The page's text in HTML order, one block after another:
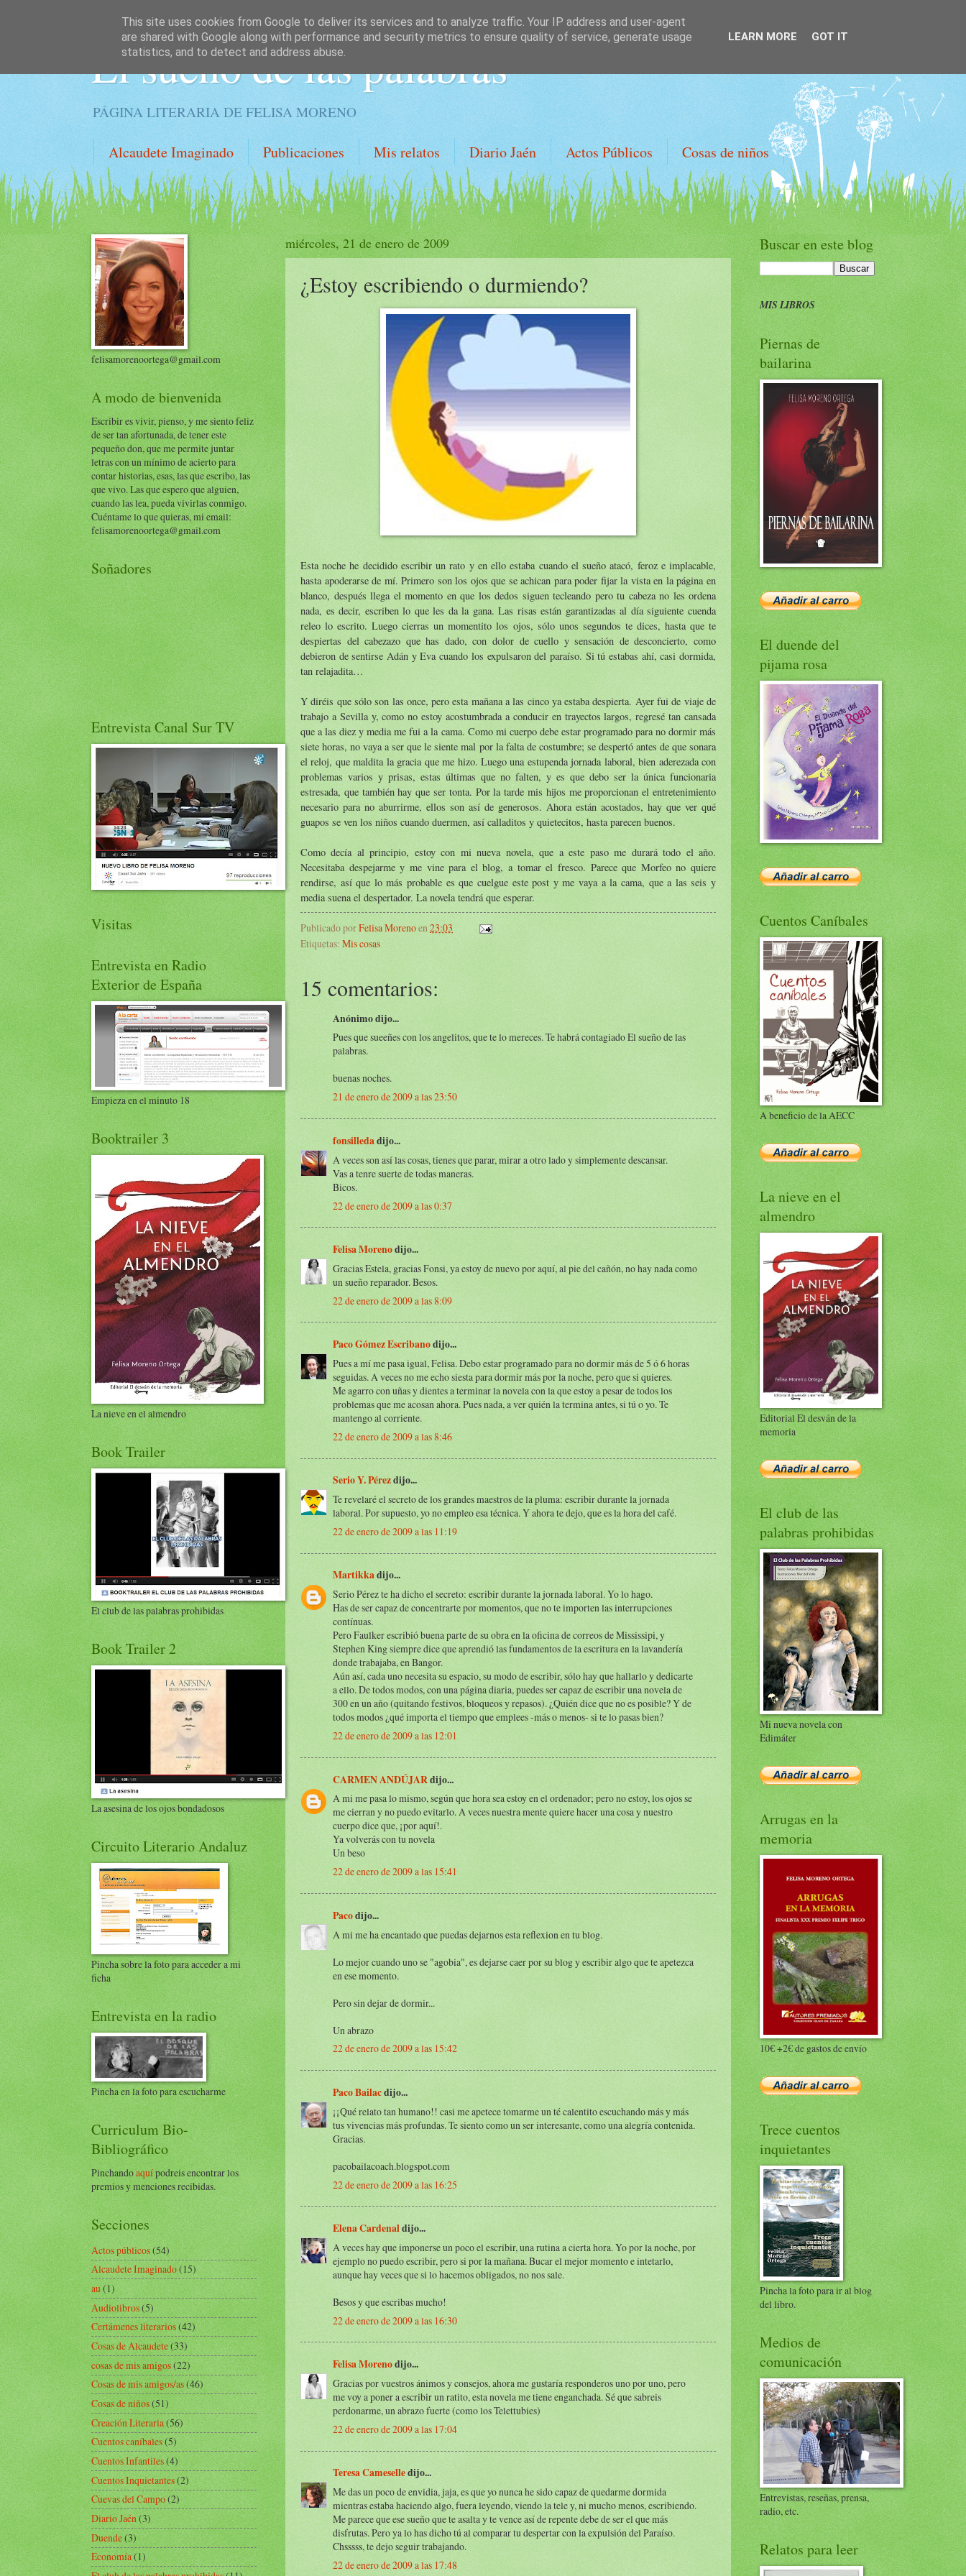
El sueño de las palabras
PÁGINA LITERARIA DE FELISA MORENO
Alcaudete Imaginado Publicaciones Mis relatos Diario Jaén Actos Públicos Cosas de niños
miércoles, 21 de enero de 2009
¿Estoy escribiendo o durmiendo?
Esta noche he decidido escribir un rato y en ello estaba cuando el sueño atacó, feroz e implacable,
hasta apoderarse de mí. Primero son los ojos que se achican para poder fijar la vista en la página en
blanco, después llega el momento en que los dedos siguen tecleando pero tu cabeza no les ordena
nada, es decir, escriben lo que les da la gana. Las risas están garantizadas al día siguiente cuenda
releo lo escrito. Luego cierras un momentito los ojos, sólo unos segundos te dices, hasta que te
despiertas del cabezazo que has dado, con dolor de cuello y sensación de desconcierto, como
debieron de sentirse Adán y Eva cuando los expulsaron del paraíso. Si tú estabas ahí, casi dormida,
tan relajadita…
Y diréis que sólo son las once, pero esta mañana a las cinco ya estaba despierta. Ayer fui de viaje de
trabajo a Sevilla y, como no estoy acostumbrada a conducir en trayectos largos, regresé tan cansada
que a las diez y media me fui a la cama. Como mi cuerpo debe estar programado para no dormir más
siete horas, no vaya a ser que le siente mal por la falta de costumbre; se despertó antes de que sonara
el reloj, que maldita la gracia que me hizo. Luego una estupenda jornada laboral, bien aderezada con
problemas varios y prisas, estas últimas que no falten, y es que debo ser la única funcionaria
estresada, que también hay que ser tonta. Por la tarde mis hijos me proporcionan el entretenimiento
necesario para no aburrirme, ellos son así de generosos. Ahora están acostados, hay que ver qué
guapos se ven los niños cuando duermen, así calladitos y quietecitos, hasta parecen buenos.
Como decía al principio, estoy con mi nueva novela, que a este paso me durará todo el año.
Necesitaba despejarme y me vine para el blog, a tomar el fresco. Parece que Morfeo no quiere
rendirse, así que lo más probable es que cuelgue este post y me vaya a la cama, que a las seis y
media suena el despertador. La novela tendrá que esperar.
Publicado porFelisa Morenoen 23:03
Etiquetas: Mis cosas
15 comentarios:
Anónimo dijo...
Pues que sueeñes con los angelitos, que te lo mereces. Te habrá contagiado El sueño de las
palabras.
buenas noches.
21 de enero de 2009 a las 23:50
fonsilledadijo...
A veces son así las cosas, tienes que parar, mirar a otro lado y simplemente descansar.
Vas a tenre suerte de todas maneras.
Bicos.
22 de enero de 2009 a las 0:37
Felisa Morenodijo...
Gracias Estela, gracias Fonsi, ya estoy de nuevo por aquí, al pie del cañón, no hay nada como
un sueño reparador. Besos.
22 de enero de 2009 a las 8:09
Paco Gómez Escribanodijo...
Pues a mí me pasa igual, Felisa. Debo estar programado para no dormir más de 5 ó 6 horas
seguidas. A veces no me echo siesta para dormir más por la noche, pero que si quieres.
Me agarro con uñas y dientes a terminar la novela con la que estoy a pesar de todos los
problemas que me acosan ahora. Pues nada, a ver quién la termina antes, si tú o yo. Te
mantengo al corriente.
22 de enero de 2009 a las 8:46
Serio Y. Pérezdijo...
Te revelaré el secreto de los grandes maestros de la pluma: escribir durante la jornada
laboral. Por supuesto, yo no empleo esa técnica. Y ahora te dejo, que es la hora del café.
22 de enero de 2009 a las 11:19
Martikkadijo...
Serio Pérez te ha dicho el secreto: escribir durante la jornada laboral. Yo lo hago.
Has de ser capaz de concentrarte por momentos, que no te importen las interrupciones
contínuas.
Pero Faulker escribió buena parte de su obra en la oficina de correos de Mississipi, y
Stephen King siempre dice que aprendió las fundamentos de la escritura en la lavandería
donde trabajaba, en Bangor.
Aún así, cada uno necesita su espacio, su modo de escribir, sólo hay que hallarlo y dedicarte
a ello. De todos modos, con una página diaria, puedes ser capaz de escribir una novela de
300 en un año (quitando festivos, bloqueos y repasos). ¿Quién dice que no es posible? Y de
todos modos ¿qué importa el tiempo que emplees -más o menos- si te lo pasas bien?
22 de enero de 2009 a las 12:01
CARMEN ANDÚJARdijo...
A mi me pasa lo mismo, según que hora sea estoy en el ordenador; pero no estoy, los ojos se
me cierran y no puedo evitarlo. A veces nuestra mente quiere hacer una cosa y nuestro
cuerpo dice que, ¡por aquí!.
Ya volverás con tu novela
Un beso
22 de enero de 2009 a las 15:41
Pacodijo...
A mi me ha encantado que puedas dejarnos esta reflexion en tu blog.
Lo mejor cuando uno se "agobia", es dejarse caer por su blog y escribir algo que te apetezca
en ese momento.
Pero sin dejar de dormir...
Un abrazo
22 de enero de 2009 a las 15:42
Paco Bailacdijo...
¡¡Qué relato tan humano!! casi me apetece tomarme un té calentito escuchando más y más
tus vivencias más profundas. Te siento como un ser interesante, como una alegría contenida.
Gracias.
pacobailacoach.blogspot.com
22 de enero de 2009 a las 16:25
Elena Cardenaldijo...
A veces hay que imponerse un poco el escribir, una rutina a cierta hora. Yo por la noche, por
ejemplo no puedo escribir, pero si por la mañana. Bucar el mejor momento e intetarlo,
aunque hay veces que si lo hacemos obligados, no nos sale.
Besos y que escribas mucho!
22 de enero de 2009 a las 16:30
Felisa Morenodijo...
Gracias por vuestros ánimos y consejos, ahora me gustaría responderos uno por uno, pero
me voy a poner a escribir un ratito, esta novela me tiene enganchada. Sé que sabreis
perdonarme, un abrazo fuerte (como los Telettubies)
22 de enero de 2009 a las 17:04
Teresa Cameselledijo...
Me das un poco de envidia, jaja, es que yo nunca he sido capaz de quedarme dormida
mientras estaba haciendo algo, fuera leyendo, viendo la tele y, ni mucho menos, escribiendo.
Me parece que ese sueño que te asalta y te vence así de repente debe de ser el que más
disfrutas. Pero ya lo has dicho tú al comparar tu despertar con la expulsión del Paraíso.
Chsssss, te dejo seguir trabajando.
22 de enero de 2009 a las 17:48
felisamorenoortega@gmail.com
A modo de bienvenida
Escribir es vivir, pienso, y me siento feliz
de ser tan afortunada, de tener este
pequeño don, que me permite juntar
letras con un mínimo de acierto para
contar historias, esas, las que escribo, las
que vivo. Las que espero que alguien,
cuando las lea, pueda vivirlas conmigo.
Cuéntame lo que quieras, mi email:
felisamorenoortega@gmail.com
Soñadores
Entrevista Canal Sur TV
Visitas
Entrevista en Radio
Exterior de España
Empieza en el minuto 18
Booktrailer 3
La nieve en el almendro
Book Trailer
El club de las palabras prohibidas
Book Trailer 2
La asesina de los ojos bondadosos
Circuito Literario Andaluz
Pincha sobre la foto para acceder a mi
ficha
Entrevista en la radio
Pincha en la foto para escucharme
Curriculum Bio-
Bibliográfico
Pinchandoaquípodreis encontrar los
premios y menciones recibidas.
Secciones
Actos públicos(54)
Alcaudete Imaginado(15)
au(1)
Audiolibros(5)
Certámenes literarios(42)
Cosas de Alcaudete(33)
cosas de mis amigos(22)
Cosas de mis amigos/as(46)
Cosas de niños(51)
Creación Literaria(56)
Cuentos caníbales(5)
Cuentos Infantiles(4)
Cuentos Inquietantes(2)
Cuevas del Campo(2)
Diario Jaén(3)
Duende(3)
Economía(1)
Buscar en este blog
MIS LIBROS
Piernas de
bailarina
El duende del
pijama rosa
Cuentos Caníbales
A beneficio de la AECC
La nieve en el
almendro
Editorial El desván de la
memoria
El club de las
palabras prohibidas
Mi nueva novela con
Edimáter
Arrugas en la
memoria
10€ +2€ de gastos de envío
Trece cuentos
inquietantes
Pincha la foto para ir al blog
del libro.
Medios de
comunicación
Entrevistas, reseñas, prensa,
radio, etc.
Relatos para leer
This site uses cookies from Google to deliver its services and to analyze traffic. Your IP address and user-agent
are shared with Google along with performance and security metrics to ensure quality of service, generate usage
statistics, and to detect and address abuse.
LEARN MORE GOT IT